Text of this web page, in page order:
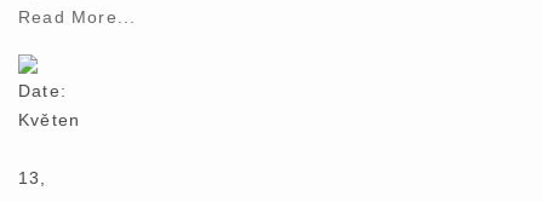
Read More...
Date:
Květen
13,